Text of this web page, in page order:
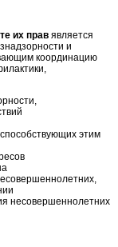
их прав является
и
координацию
этим
несовершеннолетних